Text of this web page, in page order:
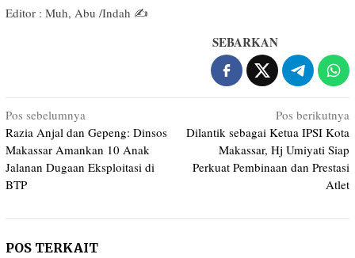
Editor : Muh, Abu /Indah ✍️
SEBARKAN
Navigasi
pos
Pos sebelumnya
Razia Anjal dan Gepeng: Dinsos
Makassar Amankan 10 Anak
Jalanan Dugaan Eksploitasi di
BTP
Pos berikutnya
Dilantik sebagai Ketua IPSI Kota
Makassar, Hj Umiyati Siap
Perkuat Pembinaan dan Prestasi
Atlet
POS TERKAIT